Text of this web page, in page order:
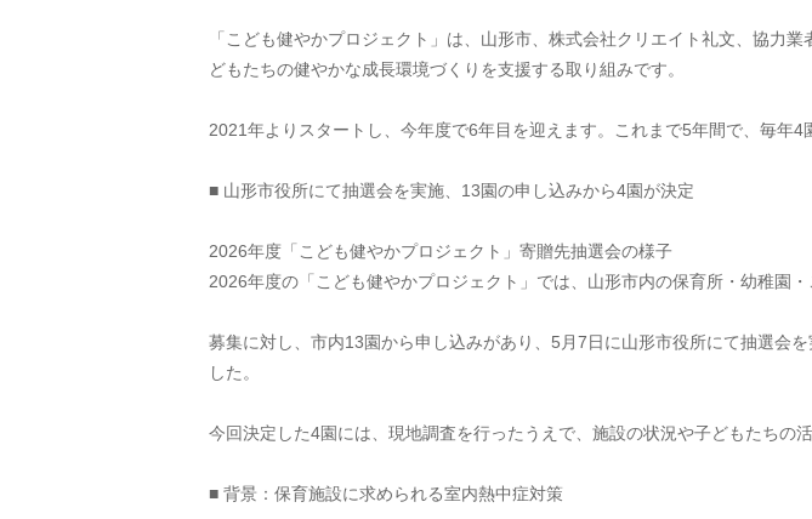
「こども健やかプロジェクト」は、山形市、株式会社クリエイト礼文、協力
どもたちの健やかな成長環境づくりを支援する取り組みです。
2021年よりスタートし、今年度で6年目を迎えます。これまで5年間で、毎年
■ 山形市役所にて抽選会を実施、13園の申し込みから4園が決定
2026年度「こども健やかプロジェクト」寄贈先抽選会の様子
2026年度の「こども健やかプロジェクト」では、山形市内の保育所・幼稚園
募集に対し、市内13園から申し込みがあり、5月7日に山形市役所にて抽選会
した。
今回決定した4園には、現地調査を行ったうえで、施設の状況や子どもたちの
■ 背景：保育施設に求められる室内熱中症対策